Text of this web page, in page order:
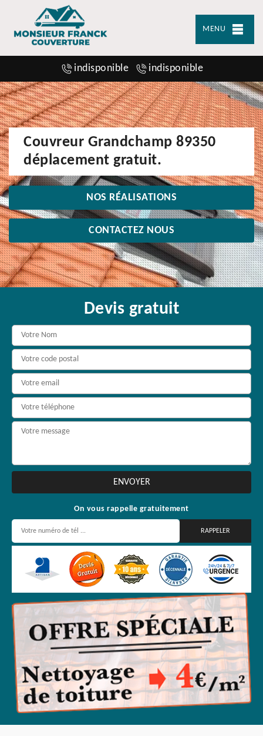
MENU
indisponible indisponible
Couvreur Grandchamp 89350
déplacement gratuit.
NOS RÉALISATIONS
CONTACTEZ NOUS
Devis gratuit
On vous rappelle gratuitement